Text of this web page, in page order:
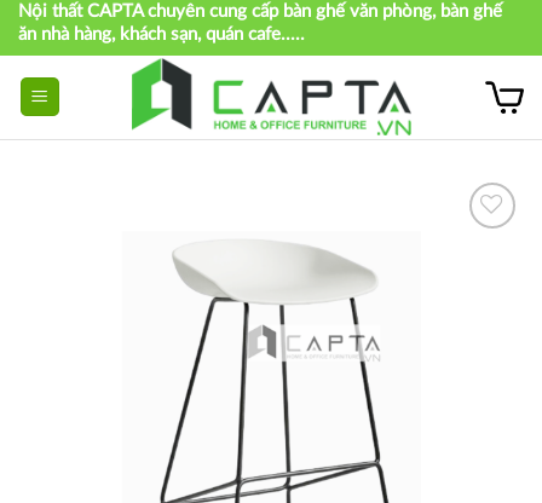
Skip
content
Nội thất CAPTA chuyên cung cấp bàn ghế văn phòng, bàn ghế
ăn nhà hàng, khách sạn, quán cafe.....